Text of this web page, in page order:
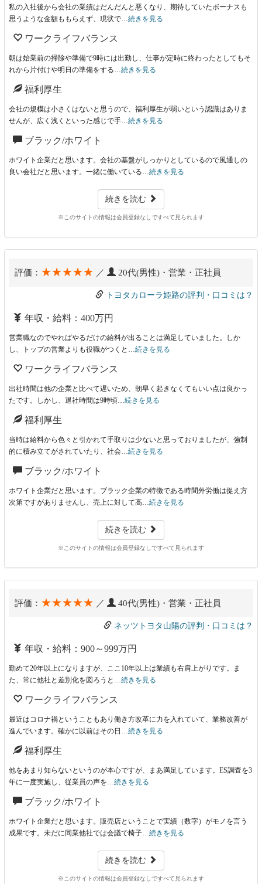
私の入社後から会社の業績はだんだんと悪くなり、期待していたボーナスも
思うような金額ももらえず、現状で…続きを見る
ワークライフバランス
朝は始業前の掃除や準備で9時には出勤し、仕事が定時に終わったとしてもそ
れから片付けや明日の準備をする…続きを見る
福利厚生
会社の規模は小さくはないと思うので、福利厚生が弱いという認識はありま
せんが、広く浅くといった感じで手…続きを見る
ブラック/ホワイト
ホワイト企業だと思います。会社の基盤がしっかりとしているので風通しの
良い会社だと思います。一緒に働いている…続きを見る
続きを読む
※このサイトの情報は会員登録なしですべて見られます
評価： ★★★★★ ／ 20代(男性)・営業・正社員
トヨタカローラ姫路の評判・口コミは？
年収・給料：400万円
営業職なのでやればやるだけの給料が出ることは満足していました。しか
し、トップの営業よりも役職がつくと…続きを見る
ワークライフバランス
出社時間は他の企業と比べて遅いため、朝早く起きなくてもいい点は良かっ
たです。しかし、退社時間は9時頃…続きを見る
福利厚生
当時は給料から色々と引かれて手取りは少ないと思っておりましたが、強制
的に積み立てがされていたり、社会…続きを見る
ブラック/ホワイト
ホワイト企業だと思います。ブラック企業の特徴である時間外労働は捉え方
次第ですがありませんし、売上に対して高…続きを見る
続きを読む
※このサイトの情報は会員登録なしですべて見られます
評価： ★★★★★ ／ 40代(男性)・営業・正社員
ネッツトヨタ山陽の評判・口コミは？
年収・給料：900～999万円
勤めて20年以上になりますが、ここ10年以上は業績も右肩上がりです。ま
た、常に他社と差別化を図ろうと…続きを見る
ワークライフバランス
最近はコロナ禍ということもあり働き方改革に力を入れていて、業務改善が
進んでいます。確かに以前はその日…続きを見る
福利厚生
他をあまり知らないというのが本心ですが、まあ満足しています。ES調査を3
年に一度実施し、従業員の声を…続きを見る
ブラック/ホワイト
ホワイト企業だと思います。販売店ということで実績（数字）がモノを言う
成果です。未だに同業他社では会議で椅子…続きを見る
続きを読む
※このサイトの情報は会員登録なしですべて見られます